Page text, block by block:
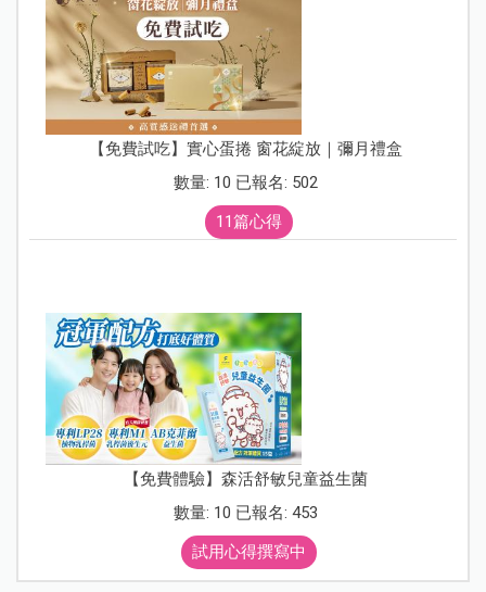
【免費試吃】實心蛋捲 窗花綻放｜彌月禮盒
數量: 10 已報名: 502
11篇心得
【免費體驗】森活舒敏兒童益生菌
數量: 10 已報名: 453
試用心得撰寫中